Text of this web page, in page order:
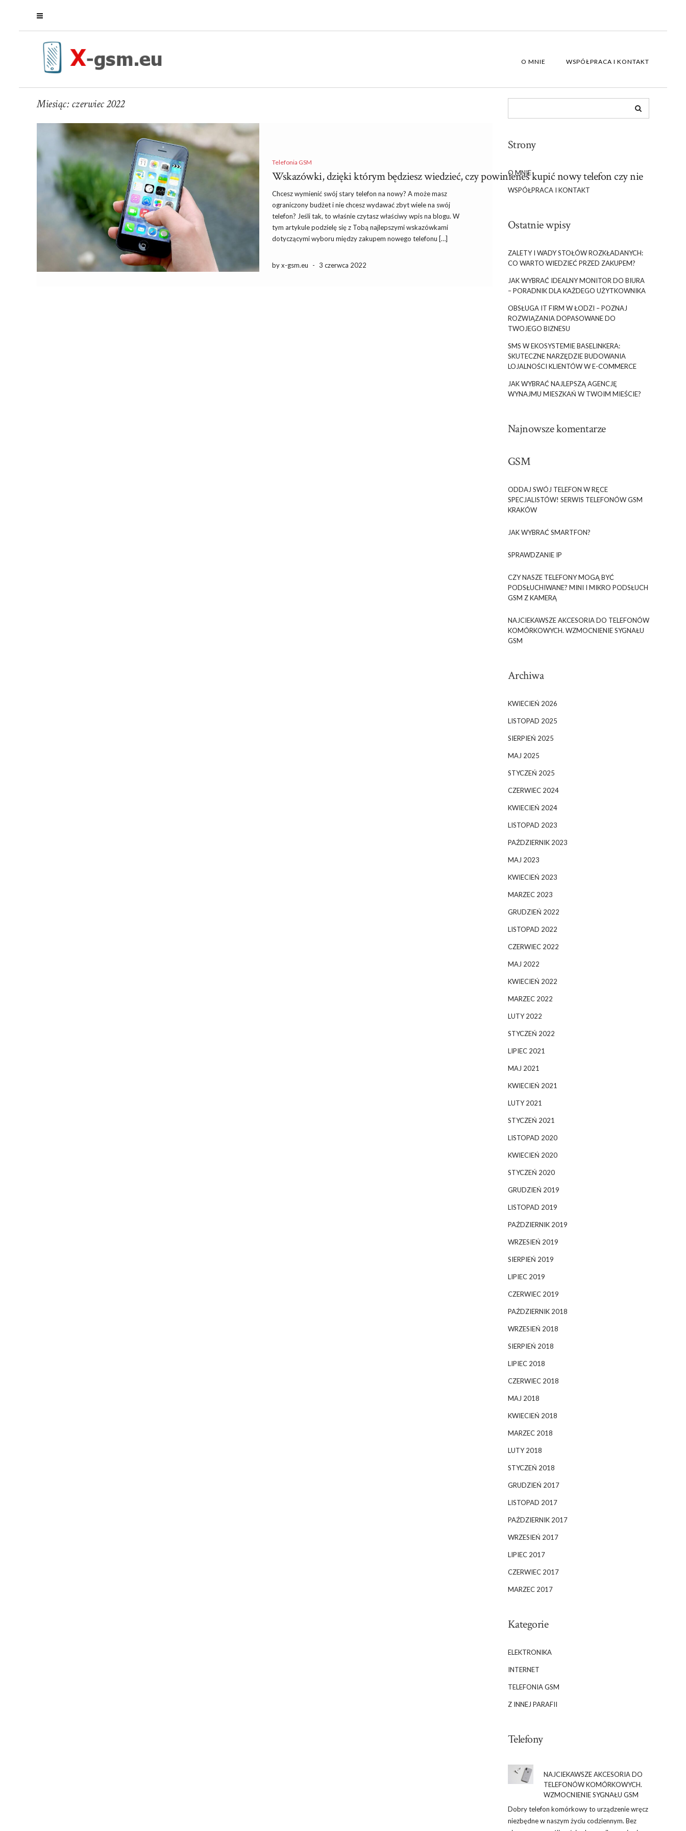
O MNIE WSPÓŁPRACA I KONTAKT
Miesiąc:czerwiec 2022
Telefonia GSM
Wskazówki, dzięki którym będziesz wiedzieć, czy powinieneś kupić nowy telefon czy nie
Chcesz wymienić swój stary telefon na nowy? A może masz
ograniczony budżet i nie chcesz wydawać zbyt wiele na swój
telefon? Jeśli tak, to właśnie czytasz właściwy wpis na blogu. W
tym artykule podzielę się z Tobą najlepszymi wskazówkami
dotyczącymi wyboru między zakupem nowego telefonu […]
by x-gsm.eu - 3 czerwca 2022
Strony
O MNIE
WSPÓŁPRACA I KONTAKT
Ostatnie wpisy
ZALETY I WADY STOŁÓW ROZKŁADANYCH:
CO WARTO WIEDZIEĆ PRZED ZAKUPEM?
JAK WYBRAĆ IDEALNY MONITOR DO BIURA
– PORADNIK DLA KAŻDEGO UŻYTKOWNIKA
OBSŁUGA IT FIRM W ŁODZI – POZNAJ
ROZWIĄZANIA DOPASOWANE DO
TWOJEGO BIZNESU
SMS W EKOSYSTEMIE BASELINKERA:
SKUTECZNE NARZĘDZIE BUDOWANIA
LOJALNOŚCI KLIENTÓW W E-COMMERCE
JAK WYBRAĆ NAJLEPSZĄ AGENCJĘ
WYNAJMU MIESZKAŃ W TWOIM MIEŚCIE?
Najnowsze komentarze
GSM
ODDAJ SWÓJ TELEFON W RĘCE
SPECJALISTÓW! SERWIS TELEFONÓW GSM
KRAKÓW
JAK WYBRAĆ SMARTFON?
SPRAWDZANIE IP
CZY NASZE TELEFONY MOGĄ BYĆ
PODSŁUCHIWANE? MINI I MIKRO PODSŁUCH
GSM Z KAMERĄ
NAJCIEKAWSZE AKCESORIA DO TELEFONÓW
KOMÓRKOWYCH. WZMOCNIENIE SYGNAŁU
GSM
Archiwa
KWIECIEŃ 2026
LISTOPAD 2025
SIERPIEŃ 2025
MAJ 2025
STYCZEŃ 2025
CZERWIEC 2024
KWIECIEŃ 2024
LISTOPAD 2023
PAŹDZIERNIK 2023
MAJ 2023
KWIECIEŃ 2023
MARZEC 2023
GRUDZIEŃ 2022
LISTOPAD 2022
CZERWIEC 2022
MAJ 2022
KWIECIEŃ 2022
MARZEC 2022
LUTY 2022
STYCZEŃ 2022
LIPIEC 2021
MAJ 2021
KWIECIEŃ 2021
LUTY 2021
STYCZEŃ 2021
LISTOPAD 2020
KWIECIEŃ 2020
STYCZEŃ 2020
GRUDZIEŃ 2019
LISTOPAD 2019
PAŹDZIERNIK 2019
WRZESIEŃ 2019
SIERPIEŃ 2019
LIPIEC 2019
CZERWIEC 2019
PAŹDZIERNIK 2018
WRZESIEŃ 2018
SIERPIEŃ 2018
LIPIEC 2018
CZERWIEC 2018
MAJ 2018
KWIECIEŃ 2018
MARZEC 2018
LUTY 2018
STYCZEŃ 2018
GRUDZIEŃ 2017
LISTOPAD 2017
PAŹDZIERNIK 2017
WRZESIEŃ 2017
LIPIEC 2017
CZERWIEC 2017
MARZEC 2017
Kategorie
ELEKTRONIKA
INTERNET
TELEFONIA GSM
Z INNEJ PARAFII
Telefony
NAJCIEKAWSZE AKCESORIA DO
TELEFONÓW KOMÓRKOWYCH.
WZMOCNIENIE SYGNAŁU GSM
Dobry telefon komórkowy to urządzenie wręcz
niezbędne w naszym życiu codziennym. Bez